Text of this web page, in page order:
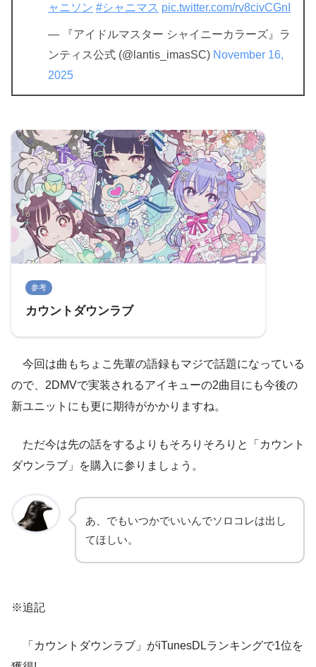
ャニソン #シャニマス pic.twitter.com/rv8civCGnI
— 『アイドルマスター シャイニーカラーズ』ラ
ンティス公式 (@lantis_imasSC) November 16,
2025
参考
カウントダウンラブ
今回は曲もちょこ先輩の語録もマジで話題になっている
ので、2DMVで実装されるアイキューの2曲目にも今後の
新ユニットにも更に期待がかかりますね。
ただ今は先の話をするよりもそろりそろりと「カウント
ダウンラブ」を購入に参りましょう。
あ、でもいつかでいいんでソロコレは出し
てほしい。
※追記
「カウントダウンラブ」がiTunesDLランキングで1位を